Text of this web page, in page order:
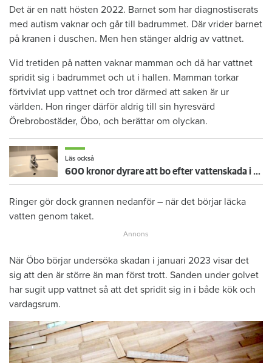
Det är en natt hösten 2022. Barnet som har diagnostiserats
med autism vaknar och går till badrummet. Där vrider barnet
på kranen i duschen. Men hen stänger aldrig av vattnet.
Vid tretiden på natten vaknar mamman och då har vattnet
spridit sig i badrummet och ut i hallen. Mamman torkar
förtvivlat upp vattnet och tror därmed att saken är ur
världen. Hon ringer därför aldrig till sin hyresvärd
Örebrobostäder, Öbo, och berättar om olyckan.
Läs också
600 kronor dyrare att bo efter vattenskada i Varberg
Ringer gör dock grannen nedanför – när det börjar läcka
vatten genom taket.
När Öbo börjar undersöka skadan i januari 2023 visar det
sig att den är större än man först trott. Sanden under golvet
har sugit upp vattnet så att det spridit sig in i både kök och
vardagsrum.